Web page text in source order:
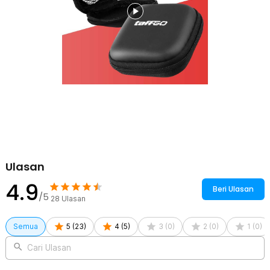
data, flashdisk, adapter mini, kartu memori, dan aksesoris kecil
lainnya. Multifungsi untuk kebutuhan gadget sehari-hari. Satu kotak
untuk banyak keperluan.
Dengan ukuran yang ringkas, kotak ini mudah dimasukkan ke saku,
tas selempang, atau backpack. Tidak memakan banyak ruang
Ulasan
4.9/5 28 Ulasan
Beri Ulasan
Semua 5 (23) 4 (5) 3 (0) 2 (0) 1 (0)
Cari Ulasan